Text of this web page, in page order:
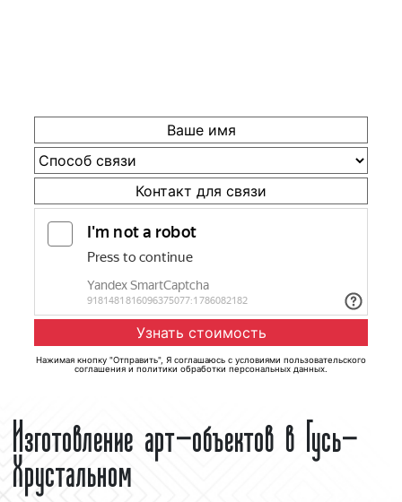
Нажимая кнопку "Отправить", Я соглашаюсь с условиями пользовательского
соглашения и политики обработки персональных данных
Изготовление арт-объектов в Гусь-
Хрустальном